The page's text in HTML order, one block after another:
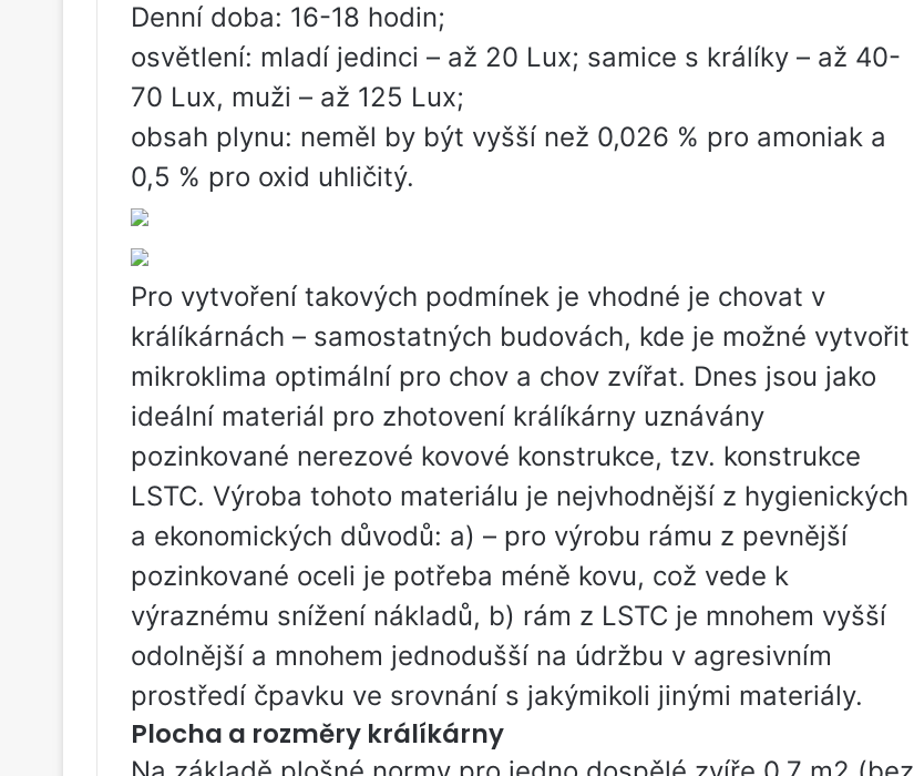
Denní doba: 16-18 hodin;
osvětlení: mladí jedinci – až 20 Lux; samice s králíky – až 40-
70 Lux, muži – až 125 Lux;
obsah plynu: neměl by být vyšší než 0,026 % pro amoniak a
0,5 % pro oxid uhličitý.
Pro vytvoření takových podmínek je vhodné je chovat v
králíkárnách – samostatných budovách, kde je možné vytvořit
mikroklima optimální pro chov a chov zvířat. Dnes jsou jako
ideální materiál pro zhotovení králíkárny uznávány
pozinkované nerezové kovové konstrukce, tzv. konstrukce
LSTC. Výroba tohoto materiálu je nejvhodnější z hygienických
a ekonomických důvodů: a) – pro výrobu rámu z pevnější
pozinkované oceli je potřeba méně kovu, což vede k
výraznému snížení nákladů, b) rám z LSTC je mnohem vyšší
odolnější a mnohem jednodušší na údržbu v agresivním
prostředí čpavku ve srovnání s jakýmikoli jinými materiály.
Plocha a rozměry králíkárny